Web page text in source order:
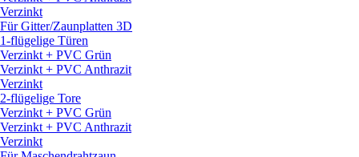
Verzinkt
Für Gitter/Zaunplatten 3D
1-flügelige Türen
Verzinkt + PVC Grün
Verzinkt + PVC Anthrazit
Verzinkt
2-flügelige Tore
Verzinkt + PVC Grün
Verzinkt + PVC Anthrazit
Verzinkt